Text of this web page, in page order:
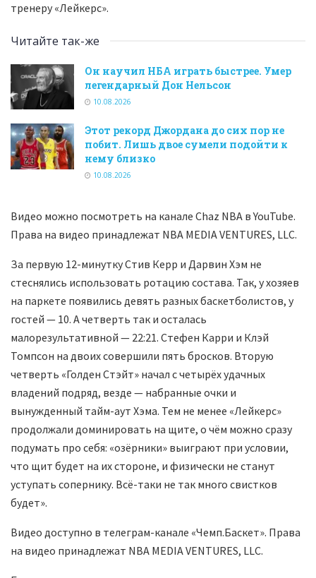
тренеру «Лейкерс».
Читайте так-же
Он научил НБА играть быстрее. Умер
легендарный Дон Нельсон
10.08.2026
Этот рекорд Джордана до сих пор не
побит. Лишь двое сумели подойти к
нему близко
10.08.2026
Видео можно посмотреть на канале Chaz NBA в YouTube.
Права на видео принадлежат NBA MEDIA VENTURES, LLC.
За первую 12-минутку Стив Керр и Дарвин Хэм не
стеснялись использовать ротацию состава. Так, у хозяев
на паркете появились девять разных баскетболистов, у
гостей — 10. А четверть так и осталась
малорезультативной — 22:21. Стефен Карри и Клэй
Томпсон на двоих совершили пять бросков. Вторую
четверть «Голден Стэйт» начал с четырёх удачных
владений подряд, везде — набранные очки и
вынужденный тайм-аут Хэма. Тем не менее «Лейкерс»
продолжали доминировать на щите, о чём можно сразу
подумать про себя: «озёрники» выиграют при условии,
что щит будет на их стороне, и физически не станут
уступать сопернику. Всё-таки не так много свистков
будет».
Видео доступно в телеграм-канале «Чемп.Баскет». Права
на видео принадлежат NBA MEDIA VENTURES, LLC.